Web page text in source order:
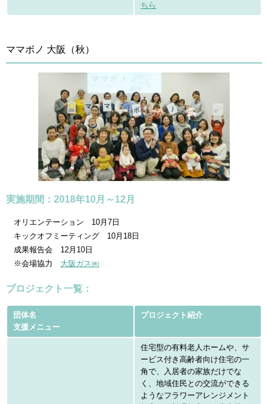
ちら
ママボノ 大阪（秋）
実施期間：2018年10月～12月
オリエンテーション 10月7日
キックオフミーティング 10月18日
成果報告会 12月10日
※会場協力 大阪ガス㈱
プロジェクト一覧：
団体名
支援メニュー
プロジェクト紹介
住宅型の有料老人ホームや、サ
ービス付き高齢者向け住宅の一
角で、入居者の家族だけでな
く、地域住民との交流ができる
ようなフラワーアレンジメント